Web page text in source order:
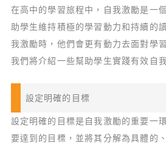
在高中的學習旅程中，自我激勵是一
助學生維持積極的學習動力和持續的
我激勵時，他們會更有動力去面對學
我們將介紹一些幫助學生實踐有效自
設定明確的目標
設定明確的目標是自我激勵的重要一
要達到的目標，並將其分解為具體的